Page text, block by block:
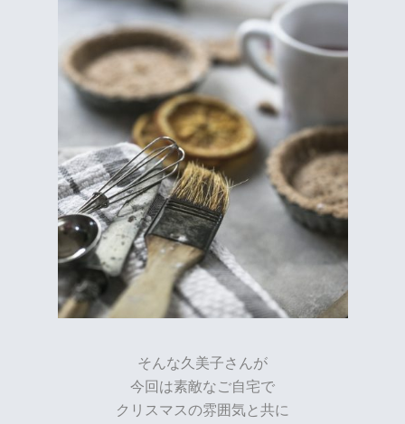
そんな久美子さんが
今回は素敵なご自宅で
クリスマスの雰囲気と共に